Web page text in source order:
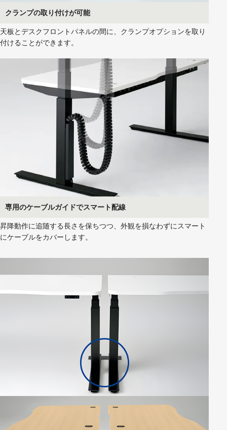
クランプの取り付けが可能
天板とデスクフロントパネルの間に、クランプオプションを取り
付けることができます。
専用のケーブルガイドでスマート配線
昇降動作に追随する長さを保ちつつ、外観を損なわずにスマート
にケーブルをカバーします。